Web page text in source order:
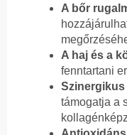
A bőr
A haj és a
fenntartani
Szinergikus
támogatja a